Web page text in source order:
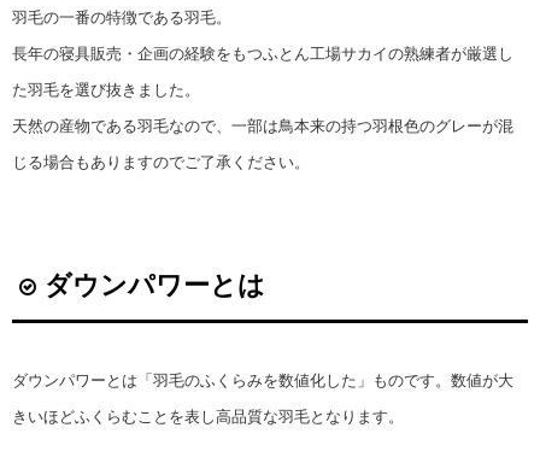
羽毛の一番の特徴である羽毛。
長年の寝具販売・企画の経験をもつふとん工場サカイの熟練者が厳選し
た羽毛を選び抜きました。
天然の産物である羽毛なので、一部は鳥本来の持つ羽根色のグレーが混
じる場合もありますのでご了承ください。
ダウンパワーとは
ダウンパワーとは「羽毛のふくらみを数値化した」ものです。数値が大
きいほどふくらむことを表し高品質な羽毛となります。